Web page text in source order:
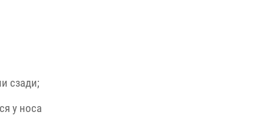
сзади;
у носа